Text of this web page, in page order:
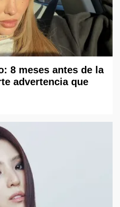
8 meses antes de la
advertencia que